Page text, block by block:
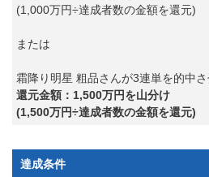
(1,000万円÷達成者数の金額を還元)
または
霜降り明星 粗品さんが3連単を的中
還元金額：1,500万円を山分け
(1,500万円÷達成者数の金額を還元)
達成条件